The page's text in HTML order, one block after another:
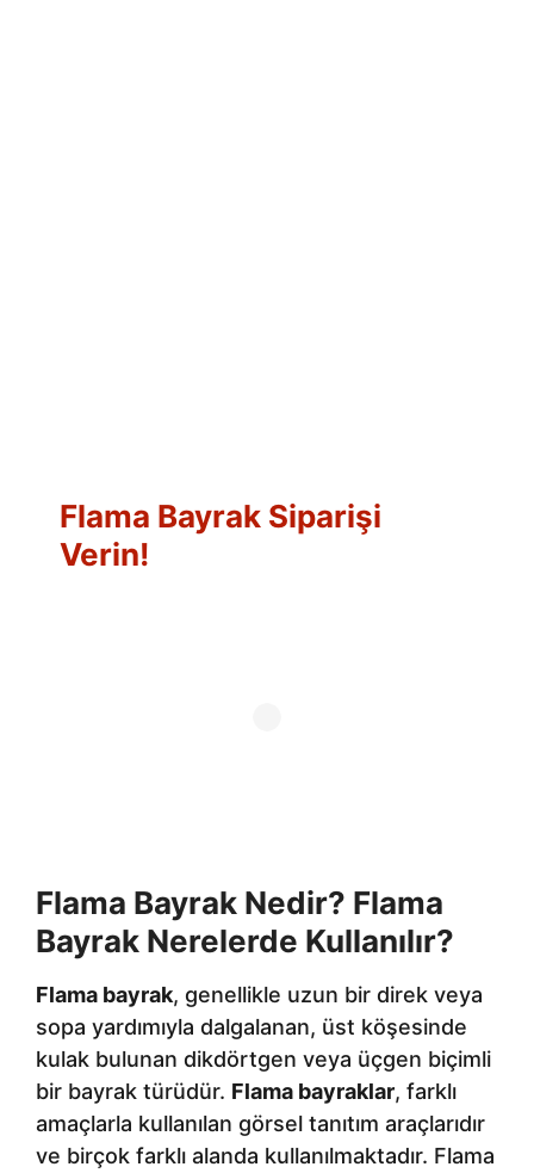
Flama Bayrak Siparişi
Verin!
Flama Bayrak Nedir? Flama
Bayrak Nerelerde Kullanılır?
Flama bayrak, genellikle uzun bir direk veya
sopa yardımıyla dalgalanan, üst köşesinde
kulak bulunan dikdörtgen veya üçgen biçimli
bir bayrak türüdür. Flama bayraklar, farklı
amaçlarla kullanılan görsel tanıtım araçlarıdır
ve birçok farklı alanda kullanılmaktadır. Flama